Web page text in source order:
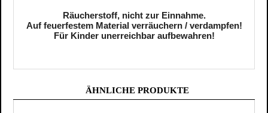
Räucherstoff, nicht zur Einnahme.
Auf feuerfestem Material verräuchern / verdampfen!
Für Kinder unerreichbar aufbewahren!
ÄHNLICHE PRODUKTE